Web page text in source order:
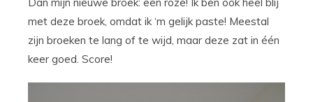
met deze broek, omdat ik ‘m gelijk paste! Meestal
zijn broeken te lang of te wijd, maar deze zat in één
keer goed. Score!